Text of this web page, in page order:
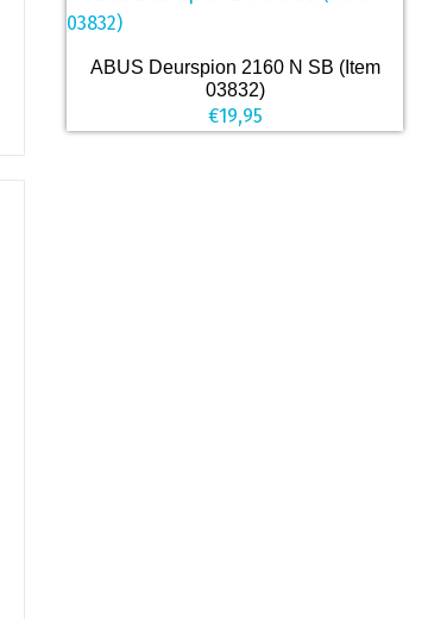
ABUS Deurspion 2160 N SB (Item
03832)
€19,95